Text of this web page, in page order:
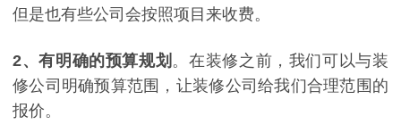
但是也有些公司会按照项目来收费。
2、有明确的预算规划 。在装修之前，我们可以与装
修公司明确预算范围，让装修公司给我们合理范围的
报价。